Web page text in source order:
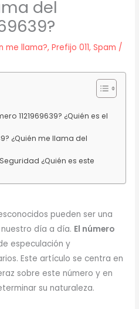
del
me llama?,Prefijo 011,Spam /
1121969639? ¿Quién es el
¿Quién me llama del
¿Quién es este
pueden ser una
día a día. El número
especulación y
Este artículo se centra en
sobre este número y en
su naturaleza.